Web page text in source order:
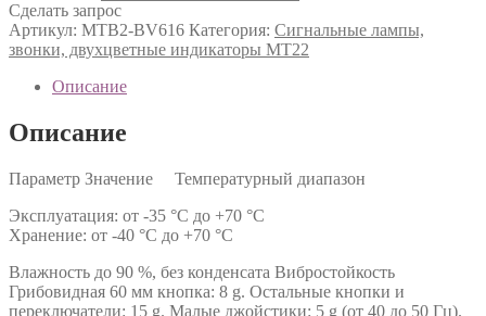
Сделать запрос
Артикул: MTB2-BV616 Категория: Сигнальные лампы,
звонки, двухцветные индикаторы MT22
Описание
Описание
Параметр Значение Температурный диапазон
Эксплуатация: от -35 °C до +70 °C
Хранение: от -40 °C до +70 °C
Влажность до 90 %, без конденсата Вибростойкость
Грибовидная 60 мм кнопка: 8 g. Остальные кнопки и
переключатели: 15 g. Малые джойстики: 5 g (от 40 до 50 Гц).